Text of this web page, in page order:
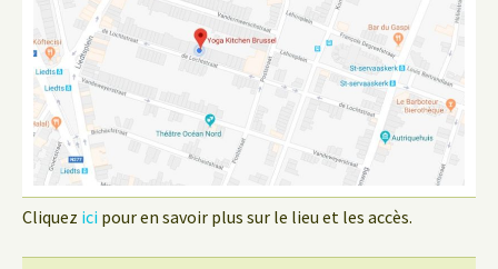
Cliquez ici pour en savoir plus sur le lieu et les accès.